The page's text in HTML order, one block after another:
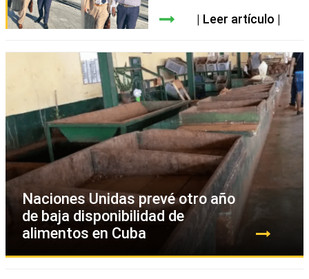
Leer artículo
Naciones Unidas prevé otro año
de baja disponibilidad de
alimentos en Cuba